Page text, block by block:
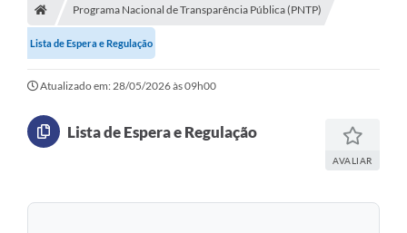
Acesso a Informação
REQUERIMENTO DE RESTITUIÇÃO DA TAXA DE INSCRIÇÃO
Programa Nacional de Transparência Pública (PNTP)
Lista de Espera e Regulação
Atualizado em: 28/05/2026 às 09h00
Lista de Espera e Regulação
AVALIAR